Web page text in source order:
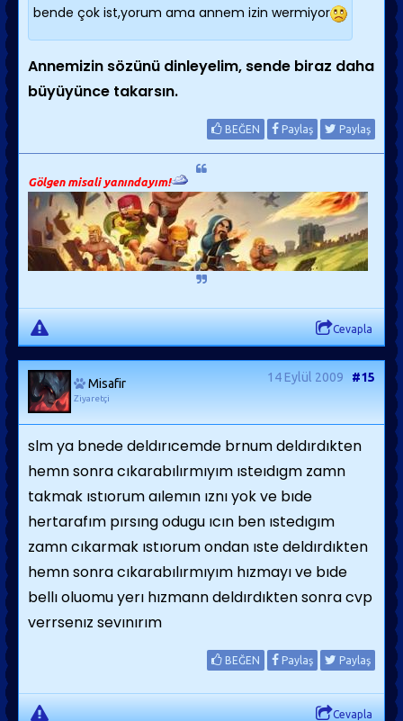
bende çok ist,yorum ama annem izin wermiyor
Annemizin sözünü dinleyelim, sende biraz daha
büyüyünce takarsın.
BEĞEN Paylaş Paylaş
Gölgen misali yanındayım!
Cevapla
Misafir
Ziyaretçi
14 Eylül 2009 #15
slm ya bnede deldırıcemde brnum deldırdıkten
hemn sonra cıkarabılırmıyım ısteıdıgm zamn
takmak ıstıorum aılemın ıznı yok ve bıde
hertarafım pırsıng odugu ıcın ben ıstedıgım
zamn cıkarmak ıstıorum ondan ıste deldırdıkten
hemn sonra cıkarabılırmıyım hızmayı ve bıde
bellı oluomu yerı hızmann deldırdıkten sonra cvp
verrsenız sevınırım
BEĞEN Paylaş Paylaş
Cevapla